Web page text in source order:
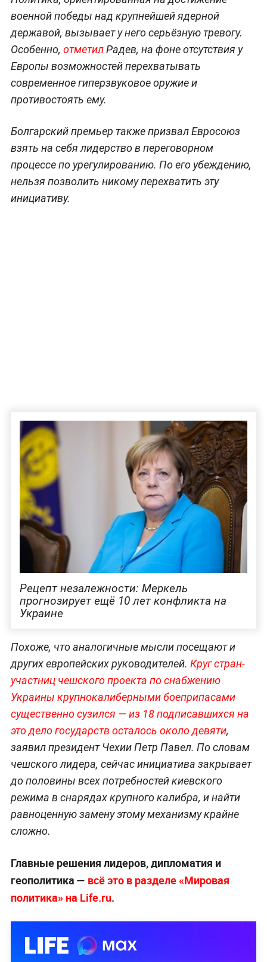
военной победы над крупнейшей ядерной
державой, вызывает у него серьёзную тревогу.
Особенно, отметилРадев, на фоне отсутствия у
Европы возможностей перехватывать
современное гиперзвуковое оружие и
противостоять ему.
Болгарский премьер также призвал Евросоюз
взять на себя лидерство в переговорном
процессе по урегулированию. По его убеждению,
нельзя позволить никому перехватить эту
инициативу.
Рецепт незалежности: Меркель
прогнозирует ещё 10 лет конфликта на
Украине
Похоже, что аналогичные мысли посещают и
других европейских руководителей. Круг стран-
участниц чешского проекта по снабжению
Украины крупнокалиберными боеприпасами
существенно сузился — из 18 подписавшихся на
это дело государств осталось около девяти,
заявил президент Чехии Петр Павел. По словам
чешского лидера, сейчас инициатива закрывает
до половины всех потребностей киевского
режима в снарядах крупного калибра, и найти
равноценную замену этому механизму крайне
сложно.
Главные решения лидеров, дипломатия и
геополитика — всё это в разделе «Мировая
политика» на Life.ru.